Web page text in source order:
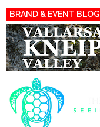
BRAND & EVENT BLOG